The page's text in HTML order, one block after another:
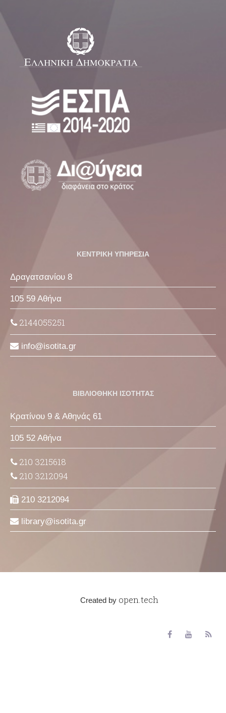
ΚΕΝΤΡΙΚΗ ΥΠΗΡΕΣΙΑ
Δραγατσανίου 8
105 59 Αθήνα
2144055251
info isotita gr
ΒΙΒΛΙΟΘΗΚΗ ΙΣΟΤΗΤΑΣ
Κρατίνου 9 & Αθηνάς 61
105 52 Αθήνα
210 3215618
210 3212094
210 3212094
library isotita gr
Created by open.tech